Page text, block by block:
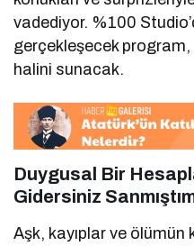
vadediyor. %100
gerçekleşecek
halini sunacak.
Duygusal Bir
Gidersiniz
Aşk, kayıplar ve ölümün